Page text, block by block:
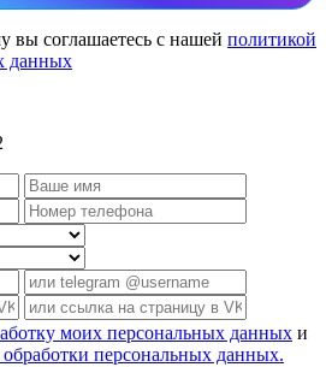
вы соглашаетесь с нашей политикой
данных
моих персональных данных и
персональных данных.